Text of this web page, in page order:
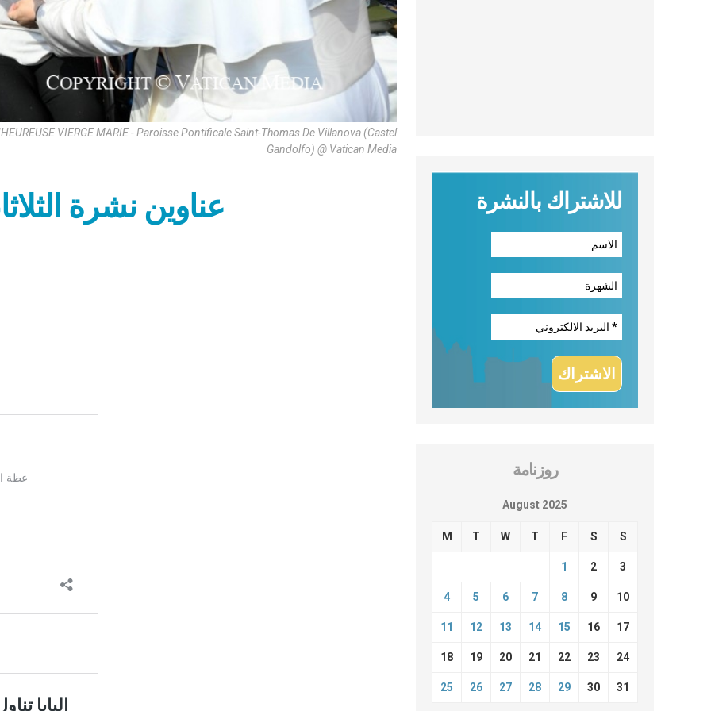
VIERGE MARIE - Paroisse Pontificale Saint-Thomas De Villanova (Castel
Gandolfo) @ Vatican Media
عناوين نشرة الثلاثاء 26 آب 2025: كلمة للاشتراك بالنشرة
روزنامة
August 2025
M T W T F S S
1 2 3
4 5 6 7 8 9 10
11 12 13 14 15 16 17
18 19 20 21 22 23 24
25 26 27 28 29 30 31